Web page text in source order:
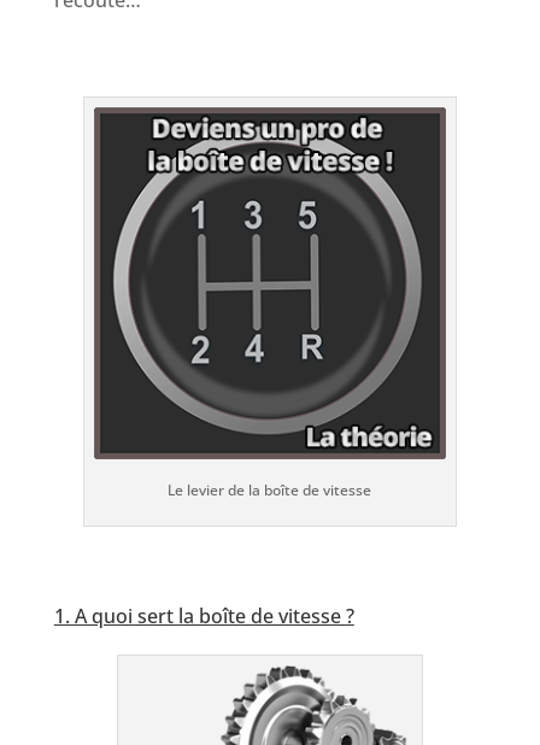
Le levier de la boîte de vitesse
1. A quoi sert la boîte de vitesse ?